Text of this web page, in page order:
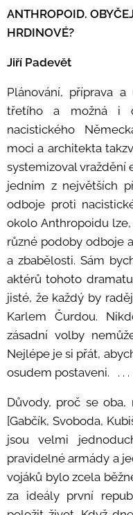
ANTHROPOID.
HRDINOVÉ?
Jiří Padevět
Plánování, příprava
třetího a možná i
nacistického
moci a architekta
systemizoval vraždění
jedním z největších
odboje proti
okolo Anthropoidu
různé podoby odboje
a zbabělosti. Sám
aktérů tohoto
jisté, že každý by
Karlem Čurdou.
zásadní volby
Nejlépe je si přát,
osudem postaveni. . . .
Důvody, proč se oba,
[Gabčík, Svoboda,
jsou velmi
pravidelné armády a
vojáků bylo zcela
za ideály první